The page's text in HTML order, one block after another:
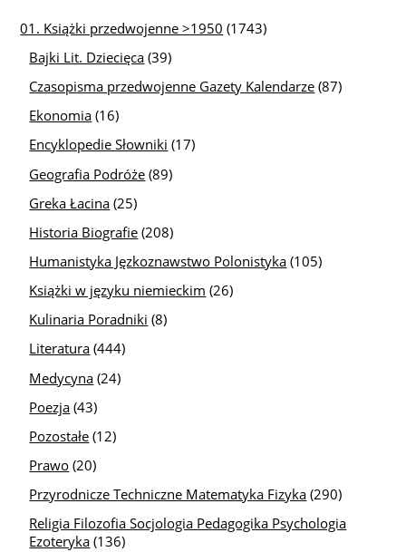
01. Książki przedwojenne >1950 (1743)
Bajki Lit. Dziecięca (39)
Czasopisma przedwojenne Gazety Kalendarze (87)
Ekonomia (16)
Encyklopedie Słowniki (17)
Geografia Podróże (89)
Greka Łacina (25)
Historia Biografie (208)
Humanistyka Jęzkoznawstwo Polonistyka (105)
Książki w języku niemieckim (26)
Kulinaria Poradniki (8)
Literatura (444)
Medycyna (24)
Poezja (43)
Pozostałe (12)
Prawo (20)
Przyrodnicze Techniczne Matematyka Fizyka (290)
Religia Filozofia Socjologia Pedagogika Psychologia
Ezoteryka (136)